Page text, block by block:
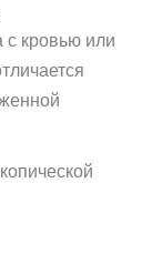
с кровью или